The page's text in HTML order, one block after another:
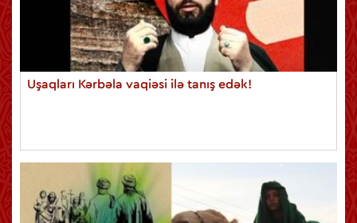
Uşaqları Kərbəla vaqiəsi ilə tanış edək!